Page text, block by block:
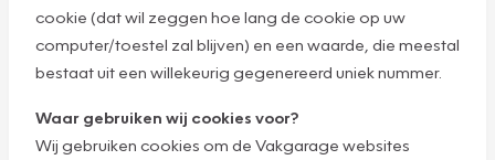
cookie (dat wil zeggen hoe lang de cookie op uw
computer/toestel zal blijven) en een waarde, die meestal
bestaat uit een willekeurig gegenereerd uniek nummer.
Waar gebruiken wij cookies voor?
Wij gebruiken cookies om de Vakgarage websites